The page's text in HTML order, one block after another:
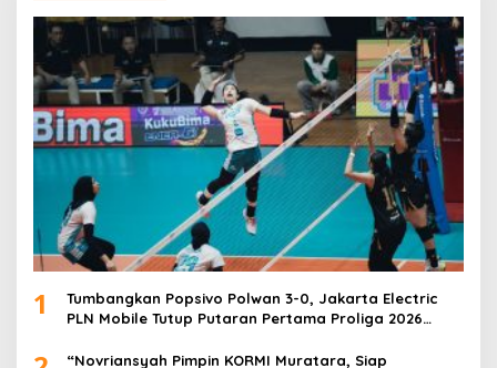
1
Tumbangkan Popsivo Polwan 3-0, Jakarta Electric
PLN Mobile Tutup Putaran Pertama Proliga 2026
“Novriansyah Pimpin KORMI Muratara, Siap